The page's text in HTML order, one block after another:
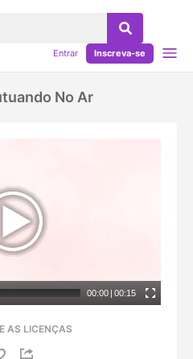
Entrar Inscreva-se
No Ar
00:00 | 00:15
AS LICENÇAS